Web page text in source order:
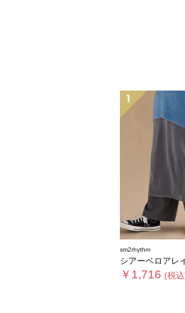
1
sm2rhythm
シアーベロアレイヤ
￥1,716 (税